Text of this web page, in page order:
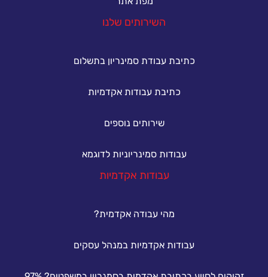
השירותים שלנו
כתיבת עבודת סמינריון בתשלום
כתיבת עבודות אקדמיות
שירותים נוספים
עבודות סמינריוניות לדוגמא
עבודות אקדמיות
מהי עבודה אקדמית?
עבודות אקדמיות במנהל עסקים